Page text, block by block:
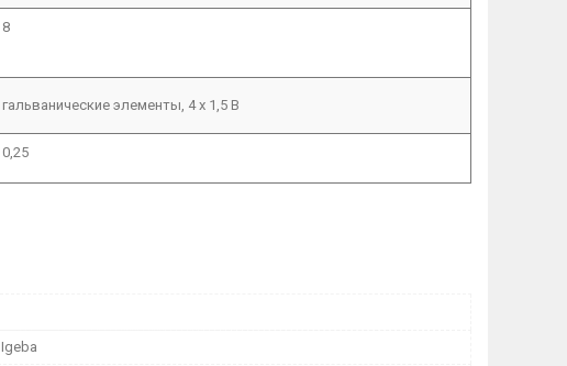
8
гальванические элементы, 4 x 1,5 В
0,25
Igeba